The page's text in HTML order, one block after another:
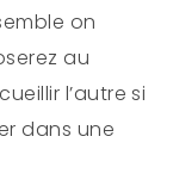
on
au
l’autre si
dans une